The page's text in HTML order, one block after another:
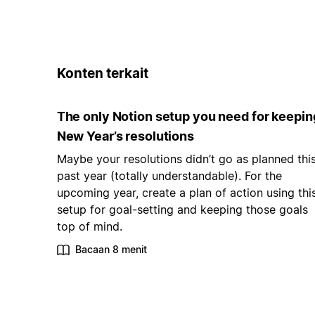
Konten terkait
The only Notion setup you need for
New Year’s resolutions
Maybe your resolutions didn’t go as planned
past year (totally understandable). For the
upcoming year, create a plan of action using
setup for goal-setting and keeping those goals
top of mind.
Bacaan 8 menit